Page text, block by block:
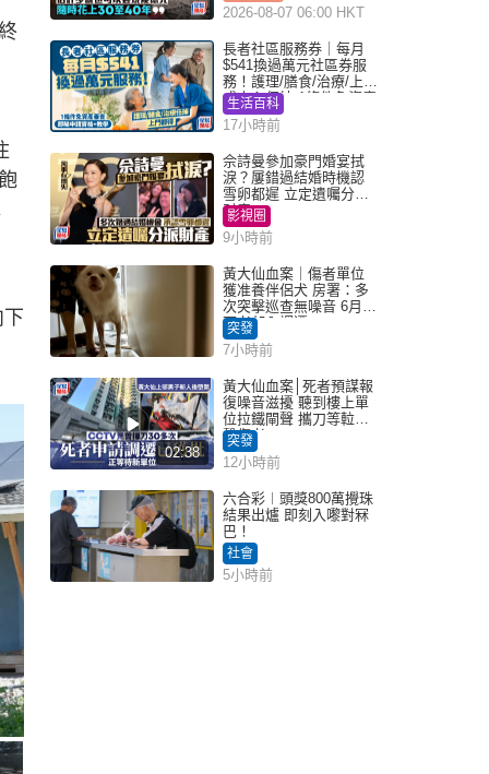
2026-08-07 06:00 HKT
長者社區服務券｜每月
$541換過萬元社區券服
務！護理/膳食/治療/上門
或中心任揀 1條件免資產
審查（附申請資格及教
學）
生活百科
17小時前
佘詩曼參加豪門婚宴拭
淚？屢錯過結婚時機認
雪卵都遲 立定遺囑分派
財產
影視圈
9小時前
黃大仙血案｜傷者單位
獲准養伴侶犬 房署：多
次突擊巡查無噪音 6月批
死者邨內調遷
突發
7小時前
02:38
黃大仙血案│死者預謀報
復噪音滋擾 聽到樓上單
位拉鐵閘聲 攜刀等𨋢伏
擊傷者
突發
12小時前
六合彩︱頭獎800萬攪珠
結果出爐 即刻入嚟對冧
巴！
社會
5小時前